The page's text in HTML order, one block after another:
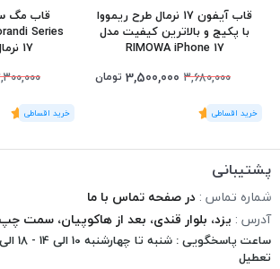
قاب آیفون 17 نرمال طرح ریمووا
با پکیج و بالاترین کیفیت مدل
RIMOWA iPhone 17
3,680,000
3,500,000 تومان
(1رای)
5
قاب مگ
17 نرمال iPhone 17
(1رای)
5
پشتیبانی
شماره تماس : در صفحه تماس با ما
آدرس : یزد، بلوار قندی، بعد از هاکوپیان، سمت
تعطیل